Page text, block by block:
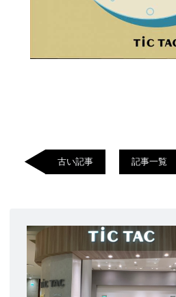
古い記事 記事一覧